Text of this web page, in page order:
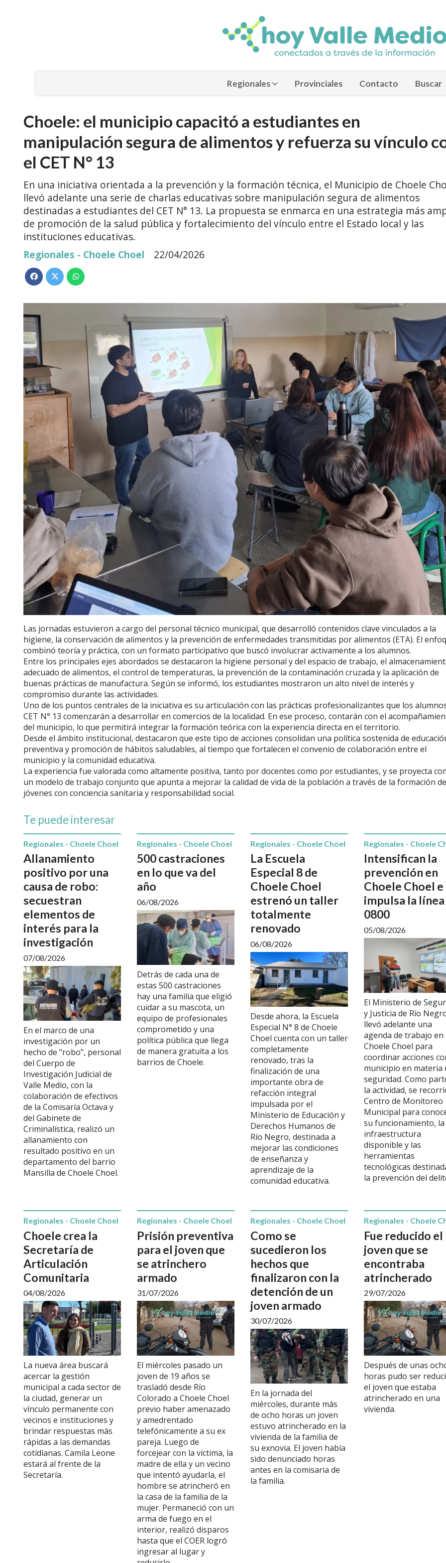
Regionales Provinciales Contacto Buscar
Choele: el municipio capacitó a estudiantes en
manipulación segura de alimentos y refuerza su vínculo
el CET N° 13
En una iniciativa orientada a la prevención y la formación técnica, el Municipio de Choele
llevó adelante una serie de charlas educativas sobre manipulación segura de alimentos
destinadas a estudiantes del CET N° 13. La propuesta se enmarca en una estrategia más
de promoción de la salud pública y fortalecimiento del vínculo entre el Estado local y las
instituciones educativas.
Regionales - Choele Choel
22/04/2026
Las jornadas estuvieron a cargo del personal técnico municipal, que desarrolló contenidos clave vinculados a la
higiene, la conservación de alimentos y la prevención de enfermedades transmitidas por alimentos (ETA). El
combinó teoría y práctica, con un formato participativo que buscó involucrar activamente a los alumnos.
Entre los principales ejes abordados se destacaron la higiene personal y del espacio de trabajo, el
adecuado de alimentos, el control de temperaturas, la prevención de la contaminación cruzada y la aplicación de
buenas prácticas de manufactura. Según se informó, los estudiantes mostraron un alto nivel de interés y
compromiso durante las actividades.
Uno de los puntos centrales de la iniciativa es su articulación con las prácticas profesionalizantes que los
CET N° 13 comenzarán a desarrollar en comercios de la localidad. En ese proceso, contarán con el
del municipio, lo que permitirá integrar la formación teórica con la experiencia directa en el territorio.
Desde el ámbito institucional, destacaron que este tipo de acciones consolidan una política sostenida de
preventiva y promoción de hábitos saludables, al tiempo que fortalecen el convenio de colaboración entre el
municipio y la comunidad educativa.
La experiencia fue valorada como altamente positiva, tanto por docentes como por estudiantes, y se proyecta
un modelo de trabajo conjunto que apunta a mejorar la calidad de vida de la población a través de la formación de
jóvenes con conciencia sanitaria y responsabilidad social.
Te puede interesar
Allanamiento
positivo por una
causa de robo:
secuestran
elementos de
interés para la
investigación
Regionales - Choele Choel
07/08/2026
En el marco de una
investigación por un
hecho de "robo", personal
del Cuerpo de
Investigación Judicial de
Valle Medio, con la
colaboración de efectivos
de la Comisaría Octava y
del Gabinete de
Criminalística, realizó un
allanamiento con
resultado positivo en un
departamento del barrio
Mansilla de Choele Choel.
500 castraciones
en lo que va del
año
Regionales - Choele Choel
06/08/2026
Detrás de cada una de
estas 500 castraciones
hay una familia que eligió
cuidar a su mascota, un
equipo de profesionales
comprometido y una
política pública que llega
de manera gratuita a los
barrios de Choele.
La Escuela
Especial 8 de
Choele Choel
estrenó un taller
totalmente
renovado
Regionales - Choele Choel
06/08/2026
Desde ahora, la Escuela
Especial N° 8 de Choele
Choel cuenta con un taller
completamente
renovado, tras la
finalización de una
importante obra de
refacción integral
impulsada por el
Ministerio de Educación y
Derechos Humanos de
Río Negro, destinada a
mejorar las condiciones
de enseñanza y
aprendizaje de la
comunidad educativa.
Intensifican la
prevención en
Choele Choel e
impulsa la línea
0800
Regionales - Choele
05/08/2026
El Ministerio de
y Justicia de Río
llevó adelante una
agenda de trabajo en
Choele Choel para
coordinar acciones
municipio en materia
seguridad. Como
la actividad, se
Centro de Monitoreo
Municipal para
su funcionamiento, la
infraestructura
disponible y las
herramientas
tecnológicas
la prevención del
Choele crea la
Secretaría de
Articulación
Comunitaria
Regionales - Choele Choel
04/08/2026
La nueva área buscará
acercar la gestión
municipal a cada sector de
la ciudad, generar un
vínculo permanente con
vecinos e instituciones y
brindar respuestas más
rápidas a las demandas
cotidianas. Camila Leone
estará al frente de la
Secretaría.
Prisión preventiva
para el joven que
se atrinchero
armado
Regionales - Choele Choel
31/07/2026
El miércoles pasado un
joven de 19 años se
trasladó desde Río
Colorado a Choele Choel
previo haber amenazado
y amedrentado
telefónicamente a su ex
pareja. Luego de
forcejear con la víctima, la
madre de ella y un vecino
que intentó ayudarla, el
hombre se atrincheró en
la casa de la familia de la
mujer. Permaneció con un
arma de fuego en el
interior, realizó disparos
hasta que el COER logró
ingresar al lugar y
Como se
sucedieron los
hechos que
finalizaron con la
detención de un
joven armado
Regionales - Choele Choel
30/07/2026
En la jornada del
miércoles, durante más
de ocho horas un joven
estuvo atrincherado en la
vivienda de la familia de
su exnovia. El joven había
sido denunciado horas
antes en la comisaria de
la familia.
Fue reducido el
joven que se
encontraba
atrincherado
Regionales - Choele
29/07/2026
Después de unas
horas pudo ser
el joven que estaba
atrincherado en una
vivienda.